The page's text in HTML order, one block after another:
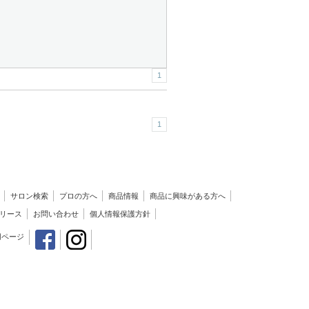
1
1
サロン検索 プロの方へ 商品情報 商品に興味がある方へ
ース お問い合わせ 個人情報保護方針
ージ